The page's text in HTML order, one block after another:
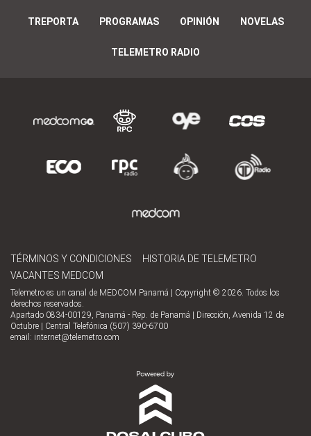
TREPORTA PROGRAMAS OPINIÓN NOVELAS
TELEMETRO RADIO
TÉRMINOS Y CONDICIONES
HISTORIA DE TELEMETRO
VACANTES MEDCOM
Telemetro es un canal de MEDCOM Panamá | Copyright © 2026. Todos los
derechos reservados.
Apartado 0834-00129, Panamá - Rep. de Panamá | Dirección, Avenida 12 de
Octubre | Central Telefónica (507) 390-6700
email: internet@telemetro.com